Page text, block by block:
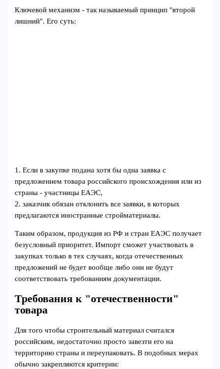
Ключевой механизм - так называемый принцип "второй
лишний". Его суть:
1. Если в закупке подана хотя бы одна заявка с
предложением товара российского происхождения или из
страны - участницы ЕАЭС,
2. заказчик обязан отклонить все заявки, в которых
предлагаются иностранные стройматериалы.
Таким образом, продукция из РФ и стран ЕАЭС получает
безусловный приоритет. Импорт сможет участвовать в
закупках только в тех случаях, когда отечественных
предложений не будет вообще либо они не будут
соответствовать требованиям документации.
Требования к "отечественности"
товара
Для того чтобы строительный материал считался
российским, недостаточно просто завезти его на
территорию страны и переупаковать. В подобных мерах
обычно закрепляются критерии: